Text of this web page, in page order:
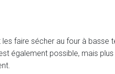
faire sécher au four à basse
également possible, mais